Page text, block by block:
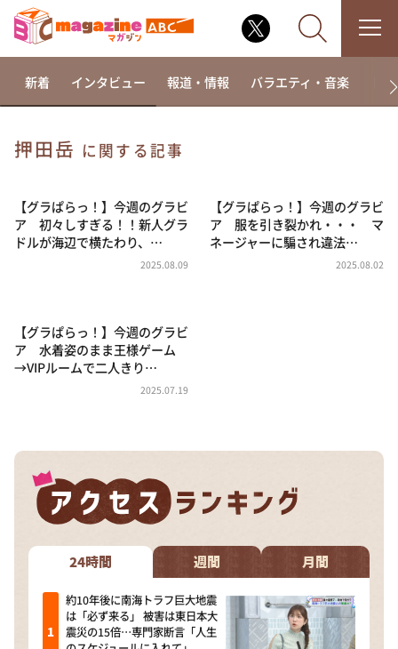
相席食堂
これ余談なんですけど・・・
～人生密着トークバラエティ！～ やすとものいたっ
news おかえり
河合＆A.B.C-Z塚田×福井アナ「なんでやねん！？」
（news おかえり）
教えて！ニュースライブ 正義のミカタ
ＬＩＦＥ～夢のカタチ～
新婚さんいらっしゃい！
ポツンと一軒家
ザキ山小屋本館
新着 インタビュー 報道・情報 バラエティ・音楽 ド
押田岳 に関する記事
【グラぱらっ！】今週のグラビ
ア 初々しすぎる！！新人グラ
ドルが海辺で横たわり、…
2025.08.09
【グラぱらっ！】今週のグラビ
ア 服を引き裂かれ・・・ マ
ネージャーに騙され違法…
2025.08.02
【グラぱらっ！】今週のグラビ
ア 水着姿のまま王様ゲーム
→VIPルームで二人きり…
2025.07.19
24時間 週間 月間
約10年後に南海トラフ巨大地震
は「必ず来る」 被害は東日本大
震災の15倍…専門家断言「人生